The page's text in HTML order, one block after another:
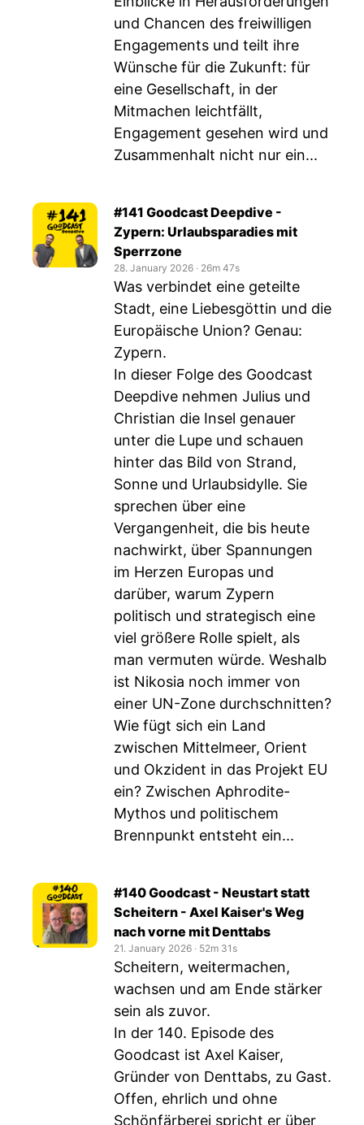
und Chancen des freiwilligen
Engagements und teilt ihre
Wünsche für die Zukunft: für
eine Gesellschaft, in der
Mitmachen leichtfällt,
Engagement gesehen wird und
Zusammenhalt nicht nur ein...
#141 Goodcast Deepdive -
Zypern: Urlaubsparadies mit
Sperrzone
28. January 2026 ‧ 26m 47s
Was verbindet eine geteilte
Stadt, eine Liebesgöttin und die
Europäische Union? Genau:
Zypern.
In dieser Folge des Goodcast
Deepdive nehmen Julius und
Christian die Insel genauer
unter die Lupe und schauen
hinter das Bild von Strand,
Sonne und Urlaubsidylle. Sie
sprechen über eine
Vergangenheit, die bis heute
nachwirkt, über Spannungen
im Herzen Europas und
darüber, warum Zypern
politisch und strategisch eine
viel größere Rolle spielt, als
man vermuten würde. Weshalb
ist Nikosia noch immer von
einer UN-Zone durchschnitten?
Wie fügt sich ein Land
zwischen Mittelmeer, Orient
und Okzident in das Projekt EU
ein? Zwischen Aphrodite-
Mythos und politischem
Brennpunkt entsteht ein...
#140 Goodcast - Neustart statt
Scheitern - Axel Kaiser's Weg
nach vorne mit Denttabs
21. January 2026 ‧ 52m 31s
Scheitern, weitermachen,
wachsen und am Ende stärker
sein als zuvor.
In der 140. Episode des
Goodcast ist Axel Kaiser,
Gründer von Denttabs, zu Gast.
Offen, ehrlich und ohne
Schönfärberei spricht er über